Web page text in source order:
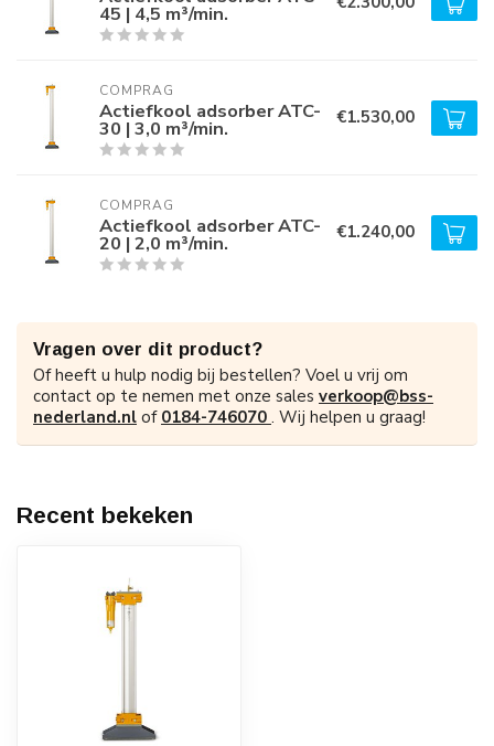
45 | 4,5 m³/min.
COMPRAG
Actiefkool adsorber ATC-
30 | 3,0 m³/min. €1.530,00
COMPRAG
Actiefkool adsorber ATC-
20 | 2,0 m³/min. €1.240,00
Vragen over dit product?
Of heeft u hulp nodig bij bestellen? Voel u vrij om
contact op te nemen met onze sales verkoop@bss-
nederland.nl of 0184-746070 . Wij helpen u graag!
Recent bekeken